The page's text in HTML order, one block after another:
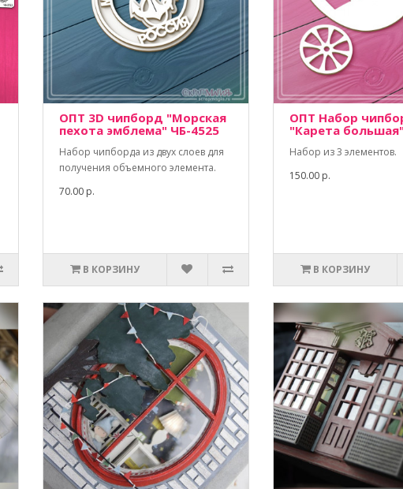
ОПТ 3D чипборд "Морская
пехота эмблема" ЧБ-4525
Набор чипборда из двух слоев для
получения объемного элемента.
70.00 р.
В КОРЗИНУ
ОПТ Набор
"Карета
Набор из 3 элементов.
150.00 р.
В КОРЗИНУ